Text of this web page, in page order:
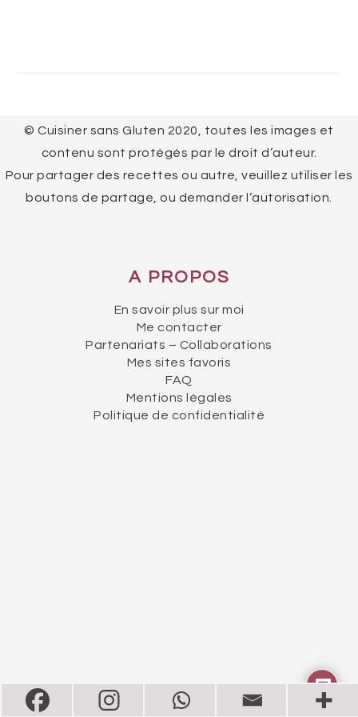
FOOTER
© Cuisiner sans Gluten 2020, toutes les images et
contenu sont protégés par le droit d’auteur.
Pour partager des recettes ou autre, veuillez utiliser les
boutons de partage, ou demander l’autorisation.
A PROPOS
En savoir plus sur moi
Me contacter
Partenariats – Collaborations
Mes sites favoris
FAQ
Mentions légales
Politique de confidentialité